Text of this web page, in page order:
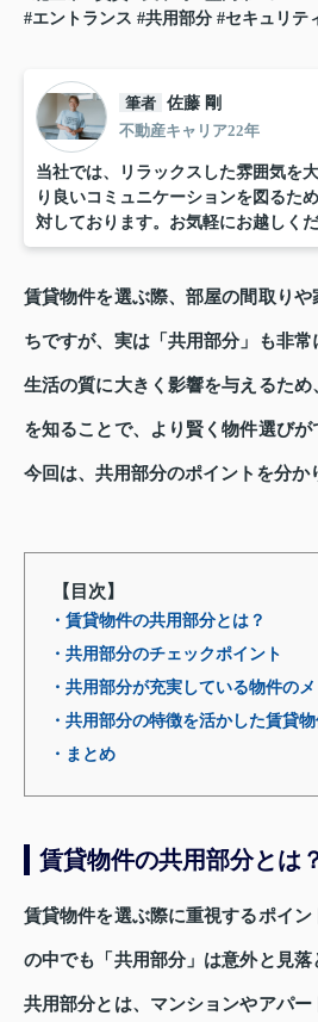
#エントランス #共用部分 #セキュリテ
筆者 佐藤 剛
不動産キャリア22年
当社では、リラックスした雰囲気を
り良いコミュニケーションを図るた
対しております。お気軽にお越しくだ
賃貸物件を選ぶ際、部屋の間取り
ちですが、実は「共用部分」も非
生活の質に大きく影響を与えるた
を知ることで、より賢く物件選びが
今回は、共用部分のポイントを分か
【目次】
・賃貸物件の共用部分とは？
・共用部分のチェックポイント
・共用部分が充実している物件の
・共用部分の特徴を活かした賃貸
・まとめ
賃貸物件の共用部分とは
賃貸物件を選ぶ際に重視するポイ
の中でも「共用部分」は意外と見落
共用部分とは、マンションやアパー